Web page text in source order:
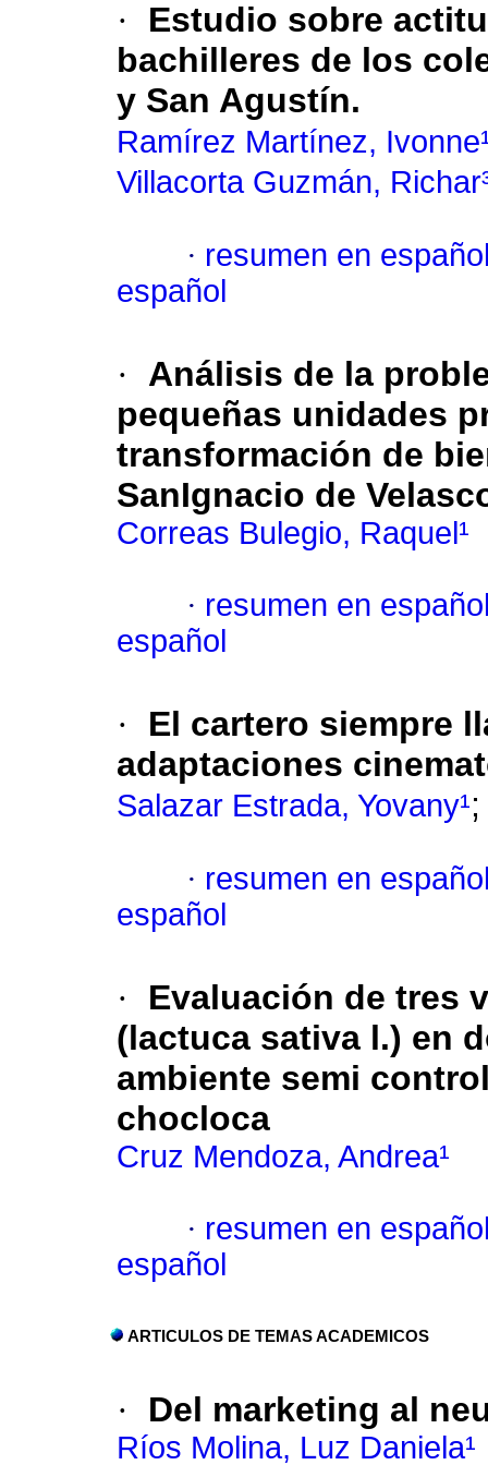
·
Estudio sobre
bachilleres de los
y San Agustín.
Ramírez Martínez,
Villacorta Guzmán,
· resumen en
español
·
Análisis de la
pequeñas unidades
transformación de
SanIgnacio de
Correas Bulegio, Raquel¹
· resumen en
español
·
El cartero siempre
adaptaciones
Salazar Estrada, Yovany¹
· resumen en
español
·
Evaluación de tres
(lactuca sativa l.) en
ambiente semi
chocloca
Cruz Mendoza, Andrea¹
· resumen en
español
ARTICULOS DE TEMAS ACADEMICOS
· Del marketing al
Ríos Molina, Luz Daniela¹